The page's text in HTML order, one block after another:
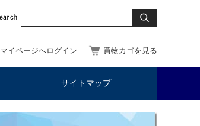
マイページへログイン 買物カゴを見る
サイトマップ